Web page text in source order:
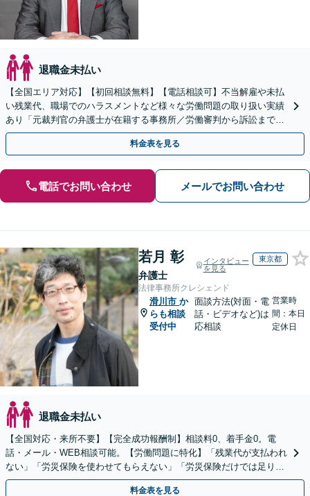
退職金未払い
【全国エリア対応】【初回相談無料】【電話相談可】不当解雇や未払
い残業代、職場でのハラスメントなど様々な労働問題の取り扱い実績
あり「元裁判官の弁護士が在籍する事務所／労働審判から訴訟まで、
裁判官経験を活かした最適な戦略を立案」
料金表を見る
電話でお問い合わせ メールでお問い合わせ
若月 彰
弁護士
インタビュー
を見る
東京都
法律事務所クレシェンド
滑川市 か
らも相談
受付中
面談方法(対面・電
話・ビデオなど)は
応相談
営業時
間：本日
定休日
退職金未払い
【全国対応・来所不要】【完全成功報酬制】相談料0、着手金0。電
話・メール・WEB相談可能。【労働問題に特化】「残業代が支払われ
ない」「労災保険を使わせてもらえない」「労災保険だけでは足りな
い。損害賠償請求したい」など労働問題はお任せを。
料金表を見る